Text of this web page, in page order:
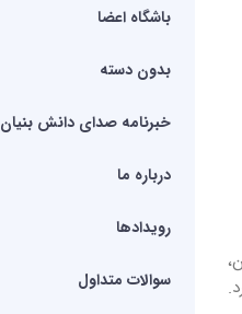
باشگاه اعضا
بدون دسته
خبرنامه صدای دانش بنیان
درباره ما
رویدادها
سوالات متداول